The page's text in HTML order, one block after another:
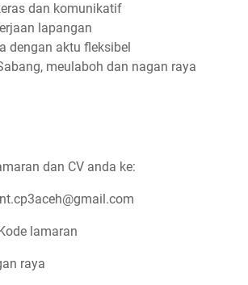
dan komunikatif
lapangan
dengan aktu fleksibel
meulaboh dan nagan raya
dan CV anda ke:
lamaran
raya